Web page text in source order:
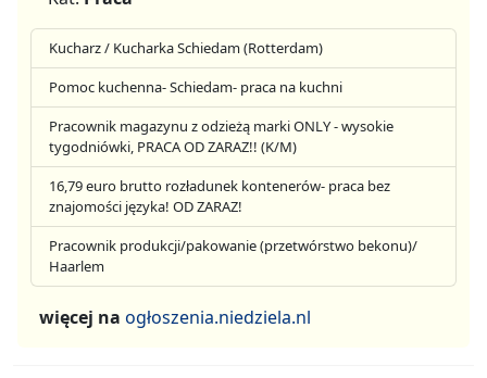
Kucharz / Kucharka Schiedam (Rotterdam)
Pomoc kuchenna- Schiedam- praca na kuchni
Pracownik magazynu z odzieżą marki ONLY - wysokie
tygodniówki, PRACA OD ZARAZ!! (K/M)
16,79 euro brutto rozładunek kontenerów- praca bez
znajomości języka! OD ZARAZ!
Pracownik produkcji/pakowanie (przetwórstwo bekonu)/
Haarlem
więcej na ogłoszenia.niedziela.nl